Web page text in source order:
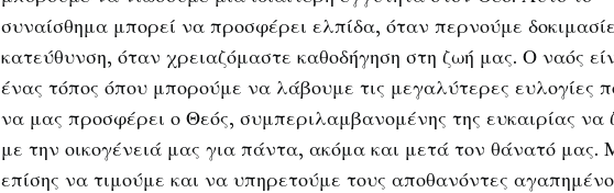
συναίσθημα μπορεί να προσφέρει ελπίδα, όταν περνούμε
κατεύθυνση, όταν χρειαζόμαστε καθοδήγηση στη ζωή μας. Ο ναός
ένας τόπος όπου μπορούμε να λάβουμε τις μεγαλύτερες ευλογίες
να μας προσφέρει ο Θεός, συμπεριλαμβανομένης της ευκαιρίας να
με την οικογένειά μας για πάντα, ακόμα και μετά τον θάνατό μας.
επίσης να τιμούμε και να υπηρετούμε τους αποθανόντες